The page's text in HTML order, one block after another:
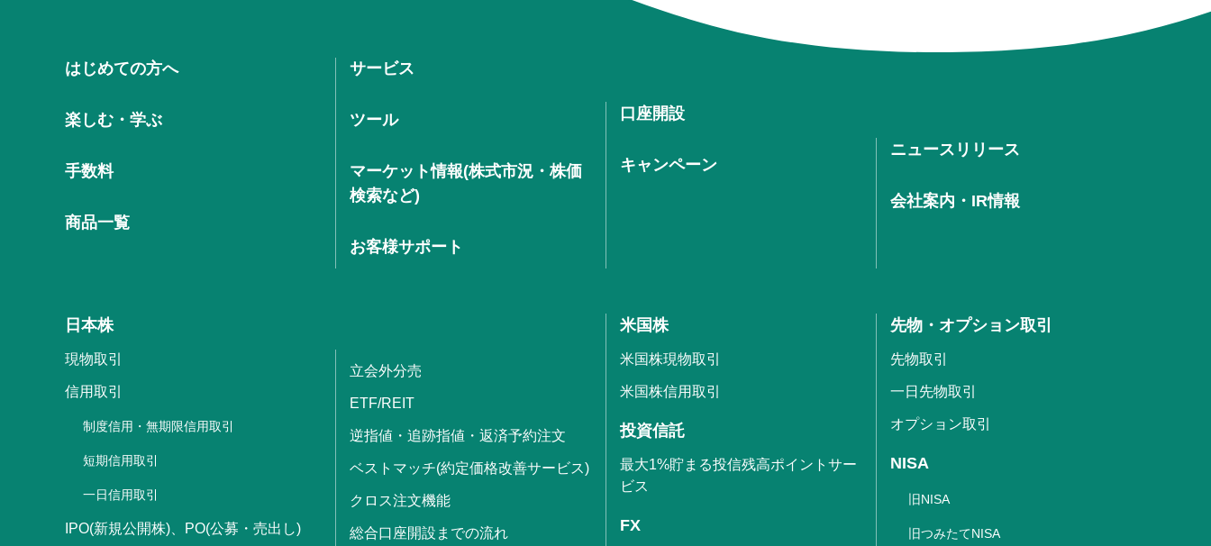
はじめての方へ
楽しむ・学ぶ
手数料
商品一覧
サービス
ツール
マーケット情報(株式市況・株価
検索など)
お客様サポート
口座開設
キャンペーン
ニュースリリース
会社案内・IR情報
日本株
現物取引
信用取引
制度信用・無期限信用取引
短期信用取引
一日信用取引
IPO(新規公開株)、PO(公募・売出し)
立会外分売
ETF/REIT
逆指値・追跡指値・返済予約注文
ベストマッチ(約定価格改善サービス)
クロス注文機能
総合口座開設までの流れ
米国株
米国株現物取引
米国株信用取引
投資信託
最大1%貯まる投信残高ポイントサー
ビス
FX
先物・オプション取引
先物取引
一日先物取引
オプション取引
NISA
旧NISA
旧つみたてNISA